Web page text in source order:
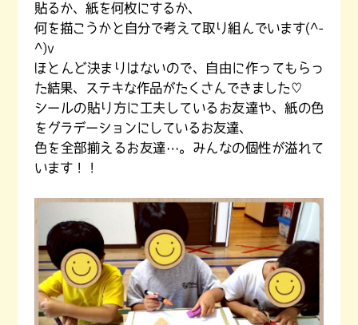
アクセス
貼るか、紙を何枚にするか、
何を描こうかと自分で考えて取り組んでいます(^-
^)v
ほとんど決まりはないので、自由に作ってもらっ
た結果、ステキな作品がたくさんできました♡
シールの貼り方に工夫しているお友達や、紙の色
をグラデーションにしているお友達、
色を全部揃えるお友達…。みんなの個性が溢れて
います！！